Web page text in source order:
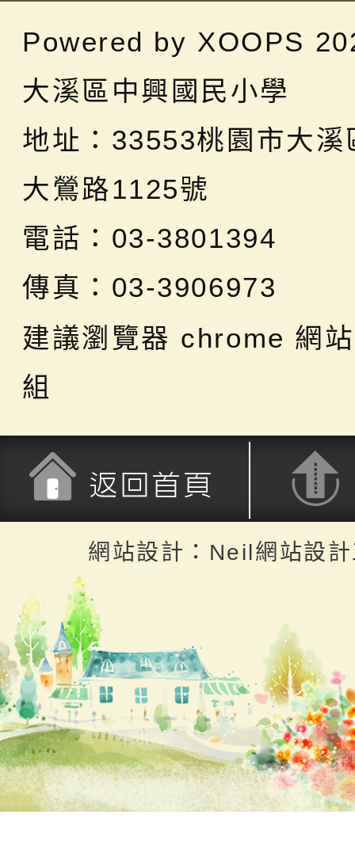
Powered by XOOPS
大溪區中興國民小學
地址： 33553桃園市大溪
大鶯路1125號
電話：03-3801394
傳真：03-3906973
建議瀏覽器 chrome 網
組
返回頂端
網站設計：Neil網站設